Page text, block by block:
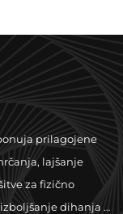
prilagojene
lajšanje
za fizično
izboljšanje dihanja z